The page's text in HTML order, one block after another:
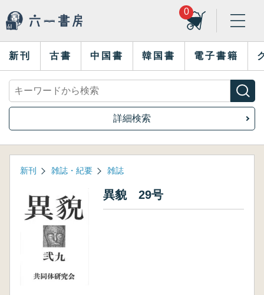
0
新刊 古書 中国書 韓国書 電子書籍
詳細検索
新刊 雑誌・紀要 雑誌
異貌 29号